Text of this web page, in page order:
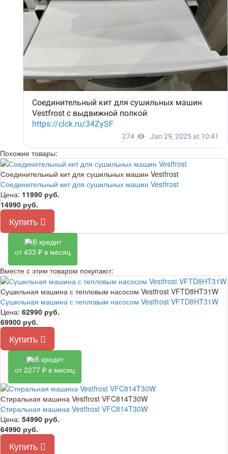
Похожие товары:
Соединительный кит для сушильных машин Vestfrost
Соединительный кит для сушильных машин Vestfrost
Цена: 11990 руб.
14990 руб.
Купить
В кредит
от 433 ₽ в месяц
Вместе с этим товаром покупают:
Сушильная машина с тепловым насосом Vestfrost VFTD8HT31W
Сушильная машина с тепловым насосом Vestfrost VFTD8HT31W
Цена: 62990 руб.
69900 руб.
Купить
В кредит
от 2277 ₽ в месяц
Стиральная машина Vestfrost VFC814T30W
Стиральная машина Vestfrost VFC814T30W
Цена: 54990 руб.
64990 руб.
Купить